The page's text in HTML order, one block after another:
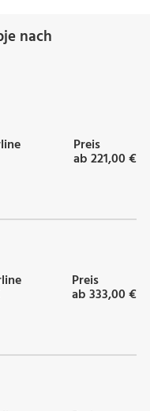
nach
Preis
ab 221,00 €
Preis
ab 333,00 €